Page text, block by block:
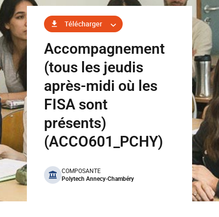
Télécharger
Accompagnement
(tous les jeudis
après-midi où les
FISA sont
présents)
(ACCO601_PCHY)
benefits
COMPOSANTE
Polytech Annecy-Chambéry